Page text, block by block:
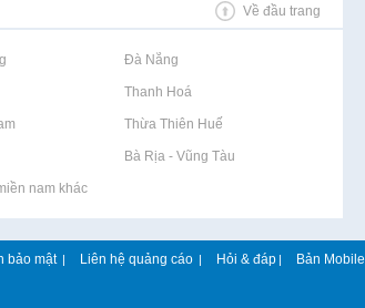
Về đầu trang
Rao vặt tại Đà Nẵng
Rao vặt tại Thanh Hoá
Rao vặt tại Thừa Thiên Huế
Rao vặt tại Bà Rịa - Vũng Tàu
nam khác
bảo mật | Liên hệ quảng cáo | Hỏi & đáp | Bản Mobile